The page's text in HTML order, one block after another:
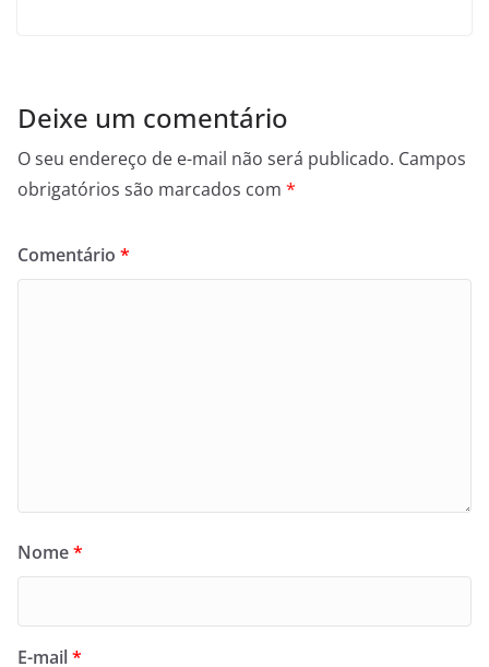
Deixe um comentário
O seu endereço de e-mail não será publicado. Campos
obrigatórios são marcados com *
Comentário *
Nome*
E-mail*